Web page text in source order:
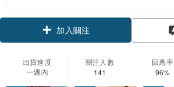
加入關注
出貨速度
一週內
關注人數
141
回應率
96%